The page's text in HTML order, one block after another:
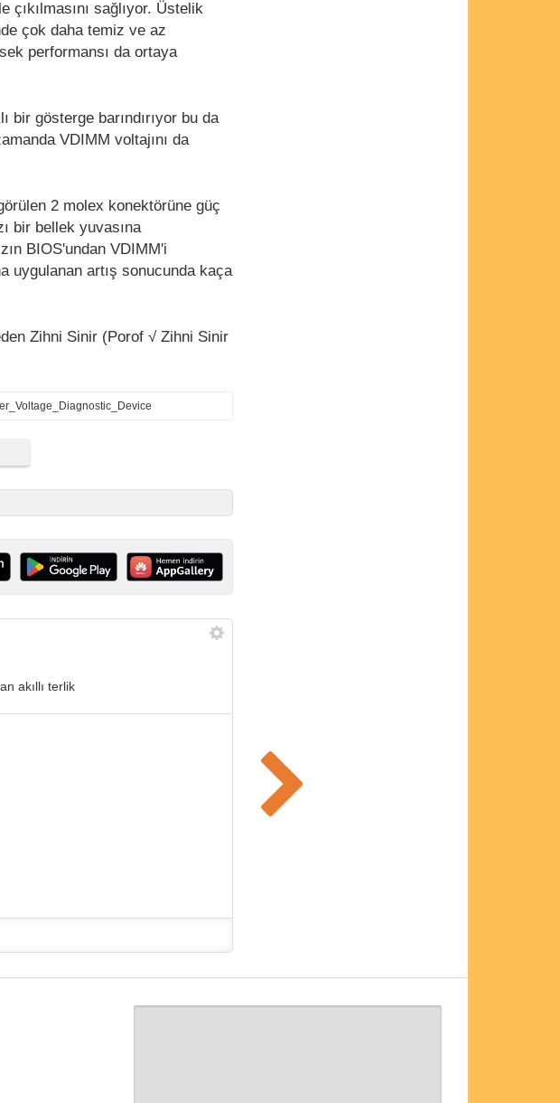
sağlıyor. Üstelik
çok daha temiz ve az
performansı da ortaya
gösterge barındırıyor bu da
VDIMM voltajını da
2 molex konektörüne güç
bir bellek yuvasına
BIOS'undan VDIMM'i
uygulanan artış sonucunda kaça
Zihni Sinir (Porof √ Zihni Sinir
akıllı terlik